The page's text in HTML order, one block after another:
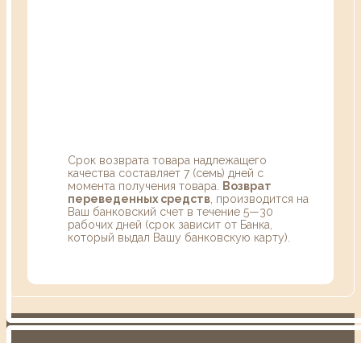
Срок возврата товара надлежащего
качества составляет 7 (семь) дней с
момента получения товара.
Возврат
переведенных средств , производится на
Ваш банковский счет в течение 5—30
рабочих дней (срок зависит от Банка,
который выдал Вашу банковскую карту).